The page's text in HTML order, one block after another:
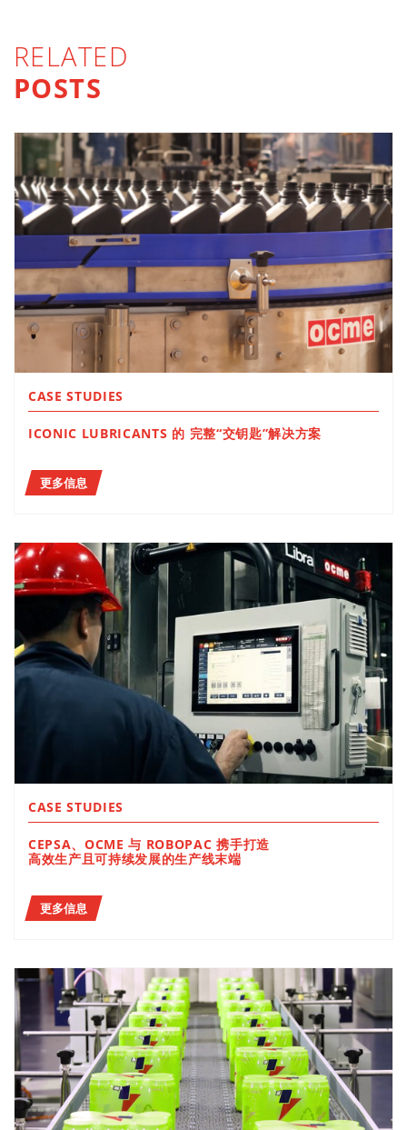
RELATED
POSTS
CASE STUDIES
ICONIC LUBRICANTS 的 完整“交钥匙”解决方案
更多信息
CASE STUDIES
CEPSA、OCME 与 ROBOPAC 携手打造
高效生产且可持续发展的生产线末端
更多信息